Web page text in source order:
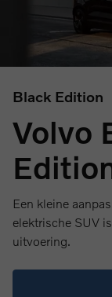
Black Edition
Volvo
Een kleine
elektrische SUV
uitvoering.